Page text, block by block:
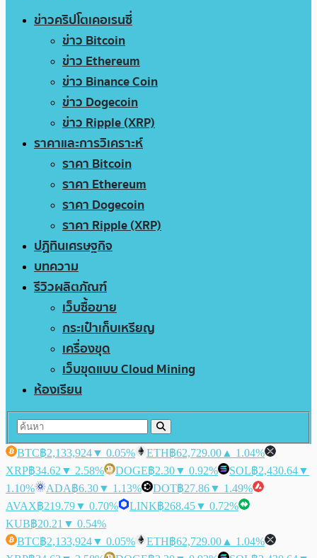
ข่าวคริปโตเคอเรนซี่
ข่าว Bitcoin
ข่าว Ethereum
ข่าว Binance Coin
ข่าว Dogecoin
ข่าว Ripple (XRP)
ราคาและการวิเคราะห์
ราคา Bitcoin
ราคา Ethereum
ราคา Dogecoin
ราคา Ripple (XRP)
ปฏิทินเศรษฐกิจ
บทความ
รีวิวผลิตภัณฑ์
เว็บซื้อขาย
กระเป๋าเก็บเหรียญ
เครื่องขุด
เว็บขุดแบบ Cloud Mining
ห้องเรียน
BTC฿2,133,924▼ 0.05% ETH฿62,729.00 ▲ 1.04%
XRP฿34.62 ▼ 2.58% DOGE฿2.30▼ 0.92% SOL฿2,430.64▼
1.10%
ADA฿6.30▼ 1.13% DOT฿27.86▼ 1.49%
AVAX฿219.79▼ 0.70% LINK฿268.45▼ 0.72%
KUB฿20.21 ▼ 0.54%
BTC฿2,133,924▼ 0.05% ETH฿62,729.00 ▲ 1.04%